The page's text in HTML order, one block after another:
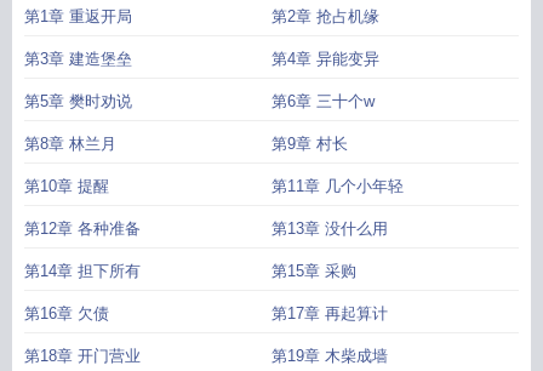
第1章 重返开局 第2章 抢占机缘
第3章 建造堡垒 第4章 异能变异
第5章 樊时劝说 第6章 三十个w
第8章 林兰月 第9章 村长
第10章 提醒 第11章 几个小年轻
第12章 各种准备 第13章 没什么用
第14章 担下所有 第15章 采购
第16章 欠债 第17章 再起算计
第18章 开门营业 第19章 木柴成墙